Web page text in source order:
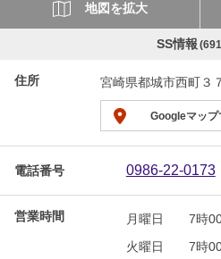
SS情報
住所 宮崎県都城市西町３
Googleマップ
電話番号 0986-22-0173
営業時間 月曜日
7時
火曜日
7時
地図を拡大